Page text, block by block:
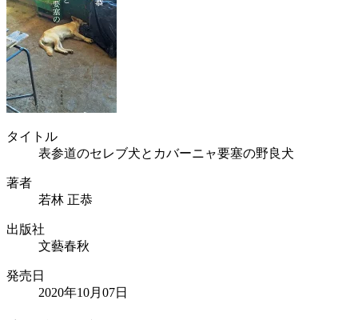
タイトル
表参道のセレブ犬とカバーニャ要塞の野良犬
著者
若林 正恭
出版社
文藝春秋
発売日
2020年10月07日